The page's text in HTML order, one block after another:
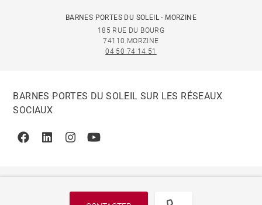
BARNES PORTES DU SOLEIL - MORZINE
185 RUE DU BOURG
74110 MORZINE
04 50 74 14 51
BARNES PORTES DU SOLEIL SUR LES RÉSEAUX
SOCIAUX
FacebookLinkedinInstagramYoutube